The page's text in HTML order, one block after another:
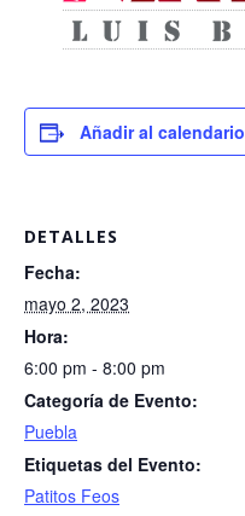
Añadir al calendario
DETALLES
Fecha:
mayo 2, 2023
Hora:
6:00 pm - 8:00 pm
Categoría de Evento:
Puebla
Etiquetas del Evento:
Patitos Feos